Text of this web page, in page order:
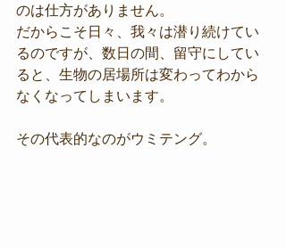
のは仕方がありません。
だからこそ日々、我々は潜り続けてい
るのですが、数日の間、留守にしてい
ると、生物の居場所は変わってわから
なくなってしまいます。
その代表的なのがウミテング。